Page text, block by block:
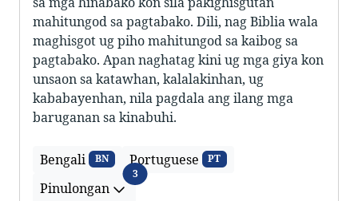
mahitungod sa pagtabako. Dili, nag Biblia wala
maghisgot ug piho mahitungod sa kaibog sa
pagtabako. Apan naghatag kini ug mga giya kon
unsaon sa katawhan, kalalakinhan, ug
kababayenhan, nila pagdala ang ilang mga
baruganan sa kinabuhi.
Bengali BN Portuguese PT
Pinulongan
3Pinulongan